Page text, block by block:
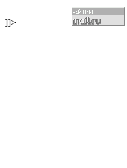
]]>